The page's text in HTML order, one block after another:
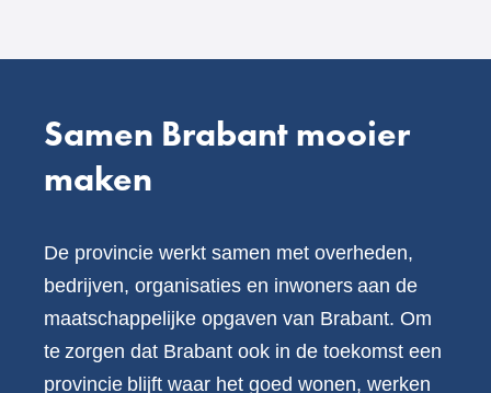
Samen Brabant mooier
maken
De provincie werkt samen met overheden,
bedrijven, organisaties en inwoners aan de
maatschappelijke opgaven van Brabant. Om
te zorgen dat Brabant ook in de toekomst een
provincie blijft waar het goed wonen, werken